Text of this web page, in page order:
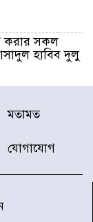
করার সকল
হাবিব দুলু
তৈরির
মতামত
যোগাযোগ